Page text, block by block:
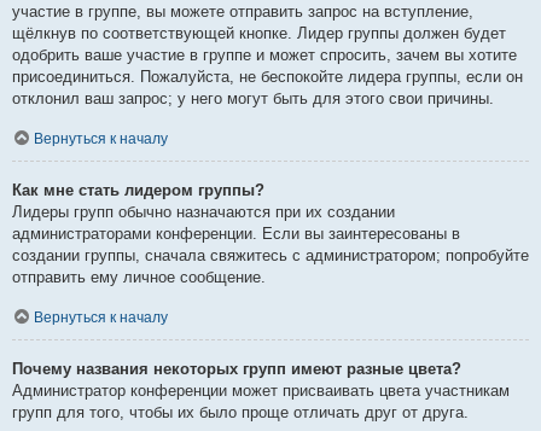
участие в группе, вы можете отправить запрос на вступление,
щёлкнув по соответствующей кнопке. Лидер группы должен будет
одобрить ваше участие в группе и может спросить, зачем вы хотите
присоединиться. Пожалуйста, не беспокойте лидера группы, если он
отклонил ваш запрос; у него могут быть для этого свои причины.
Вернуться к началу
Как мне стать лидером группы?
Лидеры групп обычно назначаются при их создании
администраторами конференции. Если вы заинтересованы в
создании группы, сначала свяжитесь с администратором; попробуйте
отправить ему личное сообщение.
Вернуться к началу
Почему названия некоторых групп имеют разные цвета?
Администратор конференции может присваивать цвета участникам
групп для того, чтобы их было проще отличать друг от друга.